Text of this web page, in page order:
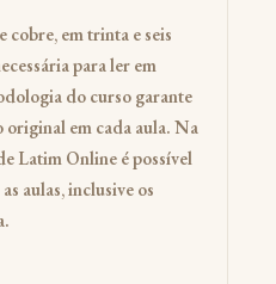
em trinta e seis
para ler em
do curso garante
original em cada aula. Na
Latim Online é possível
aulas, inclusive os